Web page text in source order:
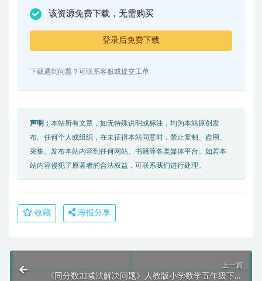
该资源免费下载，无需购买
登录后免费下载
下载遇到问题？可联系客服或提交工单
声明： 本站所有文章，如无特殊说明或标注，均为本站原创发
布。任何个人或组织，在未征得本站同意时，禁止复制、盗用、
采集、发布本站内容到任何网站、书籍等各类媒体平台。如若本
站内容侵犯了原著者的合法权益，可联系我们进行处理。
收藏 海报分享
上一篇
《同分数加减法解决问题》人教版小学数学五年级下册